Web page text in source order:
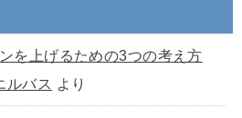
を上げるための3つの考え方
ルバス より